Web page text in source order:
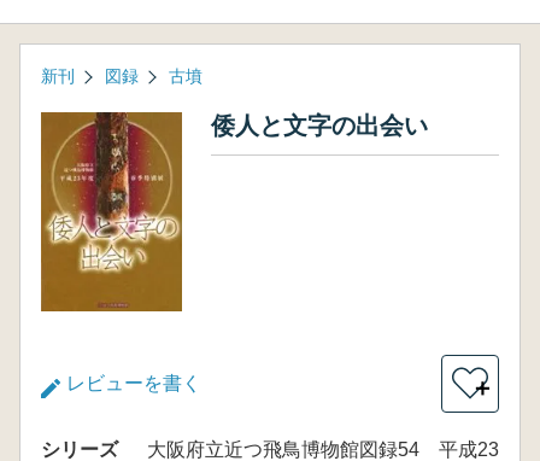
新刊 図録 古墳
倭人と文字の出会い
レビューを書く ＋
シリーズ
大阪府立近つ飛鳥博物館図録54 平成23